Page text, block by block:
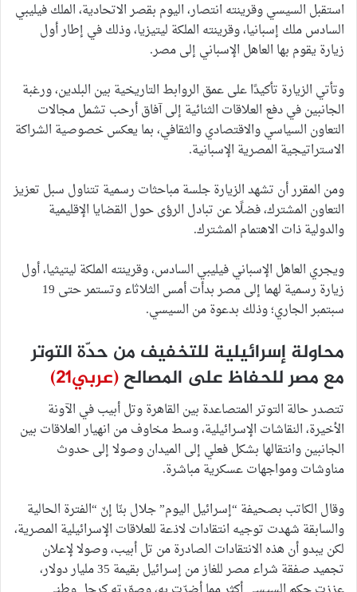
استقبل السيسي وقرينته انتصار، اليوم بقصر الاتحادية، الملك فيليبي
السادس ملك إسبانيا، وقرينته الملكة ليتيزيا، وذلك في إطار أول
زيارة يقوم بها العاهل الإسباني إلى مصر.
وتأتي الزيارة تأكيدًا على عمق الروابط التاريخية بين البلدين، ورغبة
الجانبين في دفع العلاقات الثنائية إلى آفاق أرحب تشمل مجالات
التعاون السياسي والاقتصادي والثقافي، بما يعكس خصوصية الشراكة
الاستراتيجية المصرية الإسبانية.
ومن المقرر أن تشهد الزيارة جلسة مباحثات رسمية تتناول سبل تعزيز
التعاون المشترك، فضلًا عن تبادل الرؤى حول القضايا الإقليمية
والدولية ذات الاهتمام المشترك.
ويجري العاهل الإسباني فيليبي السادس، وقرينته الملكة ليتيثيا، أول
زيارة رسمية لهما إلى مصر بدأت أمس الثلاثاء وتستمر حتى 19
سبتمبر الجاري؛ وذلك بدعوة من السيسي.
محاولة إسرائيلية للتخفيف من حدّة التوتر
مع مصر للحفاظ على المصالح(عربي21)
تتصدر حالة التوتر المتصاعدة بين القاهرة وتل أبيب في الآونة
الأخيرة، النقاشات الإسرائيلية، وسط مخاوف من انهيار العلاقات بين
الجانبين وانتقالها بشكل فعلي إلى الميدان وصولا إلى حدوث
مناوشات ومواجهات عسكرية مباشرة.
وقال الكاتب بصحيفة “إسرائيل اليوم” جلال بنّا إنّ “الفترة الحالية
والسابقة شهدت توجيه انتقادات لاذعة للعلاقات الإسرائيلية المصرية،
لكن يبدو أن هذه الانتقادات الصادرة من تل أبيب، وصولا لإعلان
تجميد صفقة شراء مصر للغاز من إسرائيل بقيمة 35 مليار دولار،